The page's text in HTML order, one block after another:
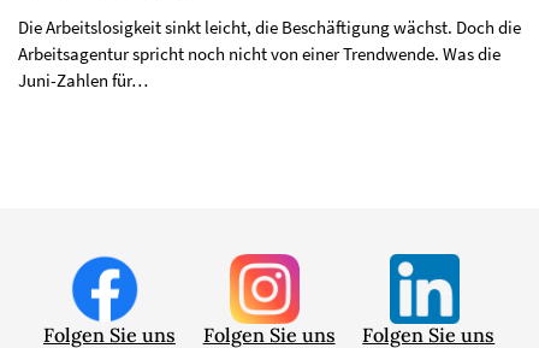
Die Arbeitslosigkeit sinkt leicht, die Beschäftigung wächst. Doch die
Arbeitsagentur spricht noch nicht von einer Trendwende. Was die
Juni-Zahlen für…
Folgen Sie uns Folgen Sie uns Folgen Sie uns